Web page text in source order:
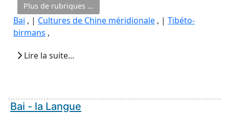
Plus de rubriques ...
Bai , | Cultures de Chine méridionale , | Tibéto-
birmans ,
Lire la suite...
Bai - la Langue